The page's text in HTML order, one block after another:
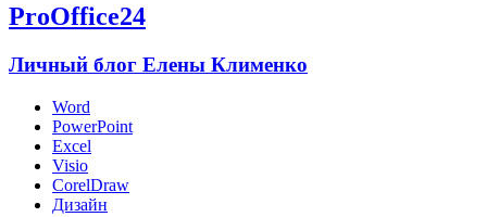
ProOffice24
Личный блог Елены Клименко
Word
PowerPoint
Excel
Visio
CorelDraw
Дизайн